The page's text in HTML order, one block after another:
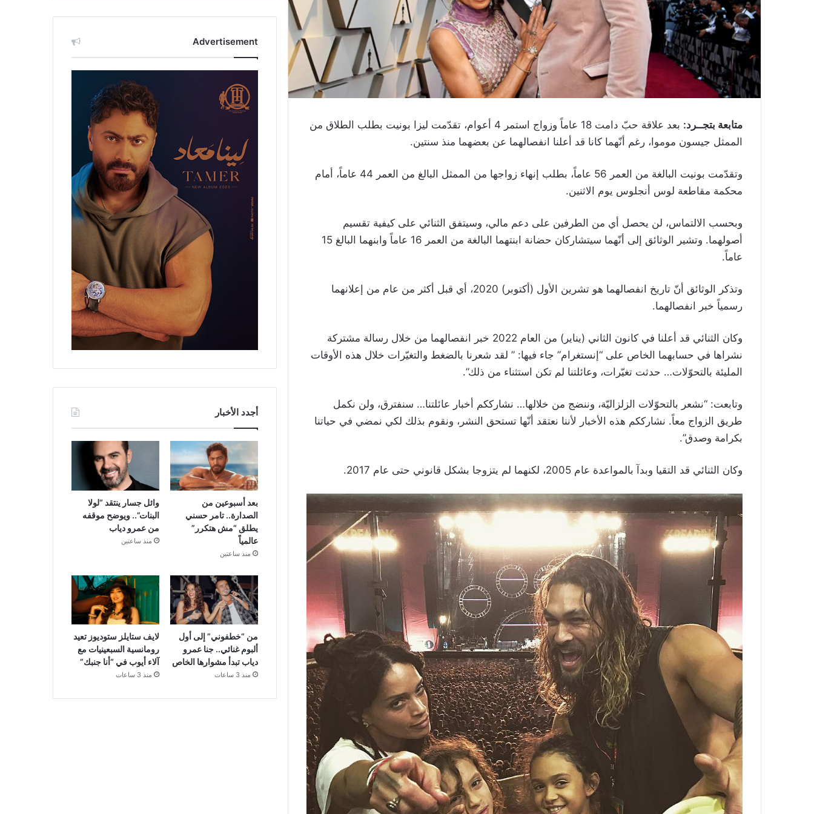
متابعة بتجــرد:
بعد علاقة حبّ دامت 18 عاماً وزواج استمر 4 أعوام، تقدّمت ليزا بونيت بطلب الطلاق من
الممثل جيسون موموا، رغم أنّهما كانا قد أعلنا انفصالهما عن بعضهما منذ سنتين.
وتقدّمت بونيت البالغة من العمر 56 عاماً، بطلب إنهاء زواجها من الممثل البالغ من العمر 44 عاماً، أمام
محكمة مقاطعة لوس أنجلوس يوم الاثنين.
وبحسب الالتماس، لن يحصل أي من الطرفين على دعم مالي، وسيتفق الثنائي على كيفية تقسيم
أصولهما. وتشير الوثائق إلى أنّهما سيتشاركان حضانة ابنتهما البالغة من العمر 16 عاماً وابنهما البالغ 15
عاماً.
وتذكر الوثائق أنّ تاريخ انفصالهما هو تشرين الأول (أكتوبر) 2020، أي قبل أكثر من عام من إعلانهما
رسمياً خبر انفصالهما.
وكان الثنائي قد أعلنا في كانون الثاني (يناير) من العام 2022 خبر انفصالهما من خلال رسالة مشتركة
نشراها في حسابهما الخاص على “إنستغرام” جاء فيها: ” لقد شعرنا بالضغط والتغيّرات خلال هذه الأوقات
المليئة بالتحوّلات… حدثت تغيّرات، وعائلتنا لم تكن استثناء من ذلك”.
وتابعت: “نشعر بالتحوّلات الزلزاليّة، وننضج من خلالها… نشارككم أخبار عائلتنا… سنفترق، ولن نكمل
طريق الزواج معاً. نشارككم هذه الأخبار لأننا نعتقد أنّها تستحق النشر، ونقوم بذلك لكي نمضي في حياتنا
بكرامة وصدق”.
وكان الثنائي قد التقيا وبدآ بالمواعدة عام 2005، لكنهما لم يتزوجا بشكل قانوني حتى عام 2017.
Advertisement
أجدد الأخبار
بعد أسبوعين من
الصدارة.. تامر حسني
يطلق “مش هتكرر”
عالمياً
منذ ساعتين
وائل جسار ينتقد “لولا
البنات”.. ويوضح موقفه
من عمرو دياب
منذ ساعتين
من “خطفوني” إلى أول
ألبوم غنائي.. جنا عمرو
دياب تبدأ مشوارها الخاص
منذ 3 ساعات
لايف ستايلز ستوديوز تعيد
رومانسية السبعينيات مع
آلاء أيوب في “أنا جنبك”
منذ 3 ساعات